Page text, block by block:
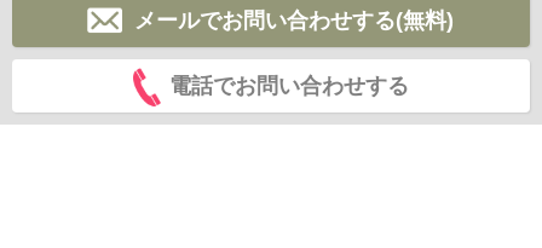
メールでお問い合わせする(無料)
電話でお問い合わせする